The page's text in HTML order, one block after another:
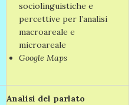
sociolinguistiche e
percettive per l’analisi
macroareale e
microareale
Google Maps
Analisi del parlato